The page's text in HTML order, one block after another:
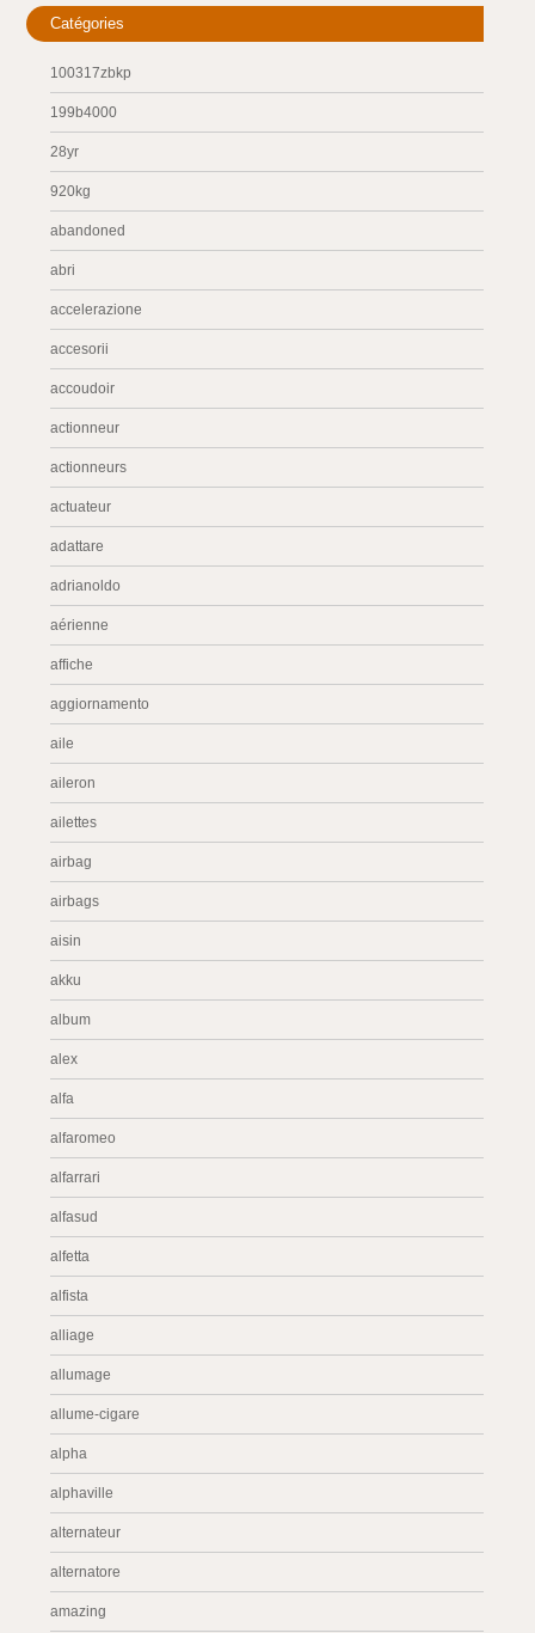
Catégories
100317zbkp
199b4000
28yr
920kg
abandoned
abri
accelerazione
accesorii
accoudoir
actionneur
actionneurs
actuateur
adattare
adrianoldo
aérienne
affiche
aggiornamento
aile
aileron
ailettes
airbag
airbags
aisin
akku
album
alex
alfa
alfaromeo
alfarrari
alfasud
alfetta
alfista
alliage
allumage
allume-cigare
alpha
alphaville
alternateur
alternatore
amazing